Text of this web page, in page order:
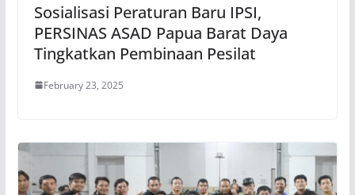
Sosialisasi Peraturan Baru IPSI,
PERSINAS ASAD Papua Barat Daya
Tingkatkan Pembinaan Pesilat
February 23, 2025